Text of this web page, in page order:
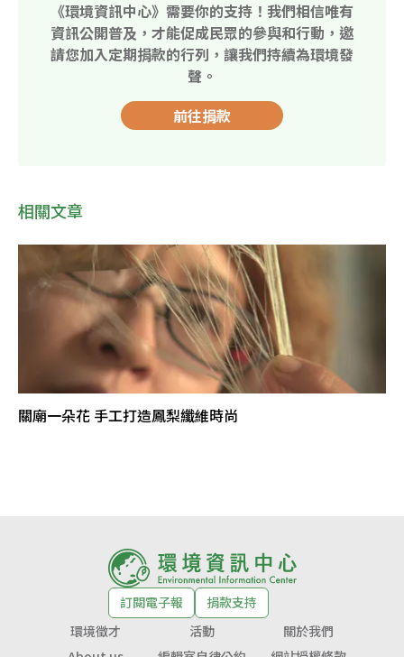
《環境資訊中心》需要你的支持！我們相信唯有
資訊公開普及，才能促成民眾的參與和行動，邀
請您加入定期捐款的行列，讓我們持續為環境發
聲。
前往捐款
相關文章
關廟一朵花 手工打造鳳梨纖維時尚
訂閱電子報
捐款支持
環境徵才
活動
關於我們